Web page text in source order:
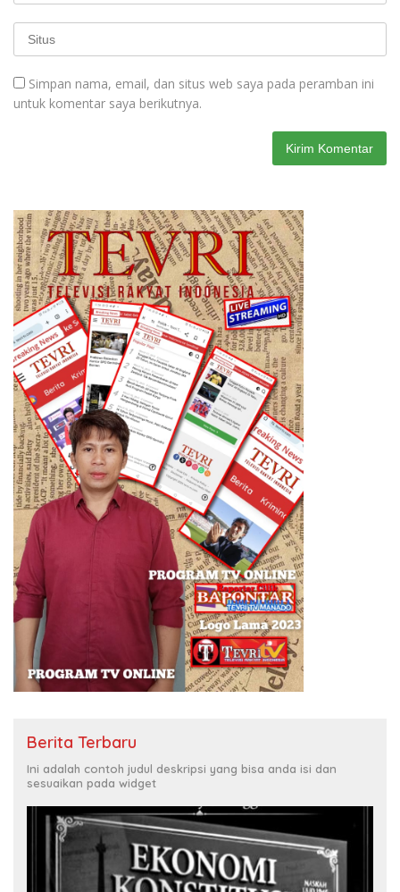
Simpan nama, email, dan situs web saya pada peramban ini
untuk komentar saya berikutnya.
Berita Terbaru
Ini adalah contoh judul deskripsi yang bisa anda isi dan
sesuaikan pada widget